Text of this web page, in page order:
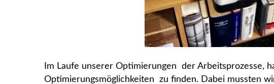
Im Laufe unserer Optimierungen der Arbeitsprozesse,
Optimierungsmöglichkeiten zu finden. Dabei mussten